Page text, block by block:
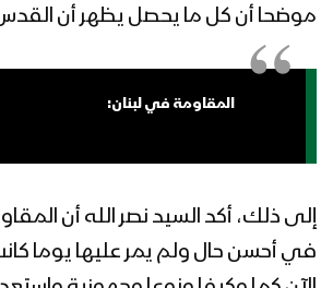
موضحا أن كل ما يحصل يظهر أن
المقاومة في لبنان:
إلى ذلك، أكد السيد نصر الله أن
في أحسن حال ولم يمر عليها يوما